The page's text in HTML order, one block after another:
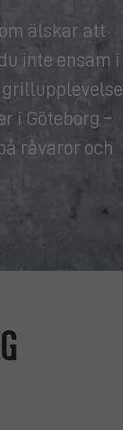
älskar att
inte ensam i
grillupplevelse
i Göteborg –
råvaror och